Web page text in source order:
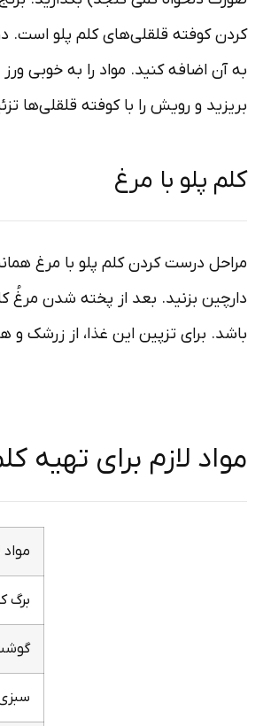
کردن کوفته قلقلی‌های کلم پلو است.
به آن اضافه کنید. مواد را به خوبی
بریزید و رویش را با کوفته قلقلی‌ها
کلم پلو با مرغ
مراحل درست کردن کلم پلو با مرغ
دارچین بزنید. بعد از پخته شدن مرغُ
باشد. برای تزپین این غذا، از زرشک و
مواد لازم برای تهیه
مواد
برگ